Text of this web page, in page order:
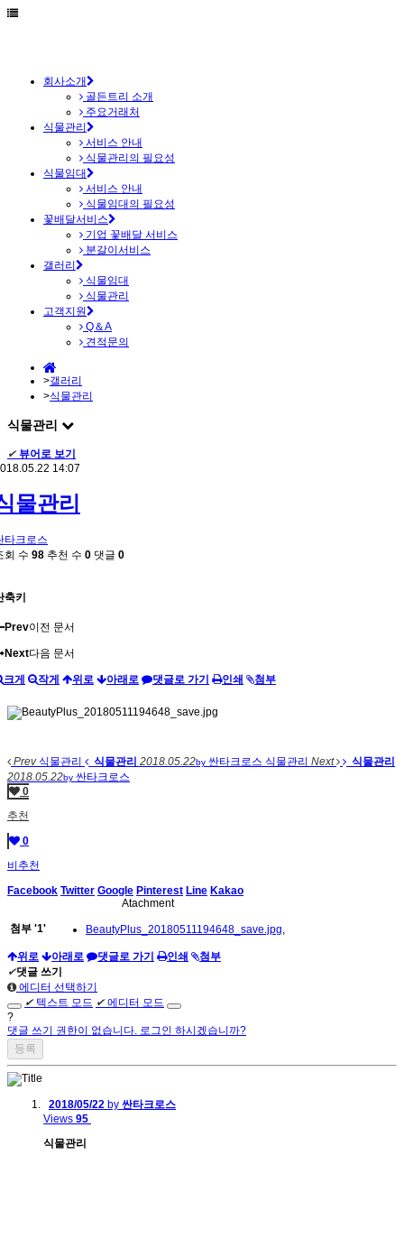
회사소개
골든트리 소개
주요거래처
식물관리
서비스 안내
식물관리의 필요성
식물임대
서비스 안내
식물임대의 필요성
꽃배달서비스
기업 꽃배달 서비스
분갈이서비스
갤러리
식물임대
식물관리
고객지원
Q＆A
견적문의
>갤러리
>식물관리
식물관리
✔ 뷰어로 보기
14:07
물관리
타크로스
회 수 98 추천 수 0 댓글 0
축키
Prev이전 문서
Next다음 문서
크게 작게 위로 아래로 댓글로 가기 인쇄 첨부
Prev식물관리 식물관리 2018.05.22by 싼타크로스 식물관리 Next
식물관리
2018.05.22by 싼타크로스
0
추천
0
비추천
Facebook Twitter Google Pinterest Line Kakao
Atachment
첨부 '1' BeautyPlus_20180511194648_save.jpg,
위로 아래로 댓글로 가기 인쇄
첨부
✔댓글 쓰기
에디터 선택하기
✔ 텍스트 모드 ✔에디터 모드
?
댓글 쓰기 권한이 없습니다. 로그인 하시겠습니까?
2018/05/22 by 싼타크로스
Views 95
식물관리